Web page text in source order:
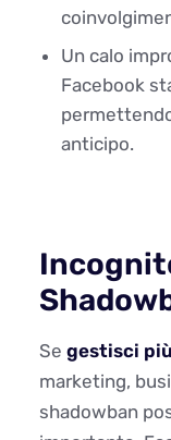
Un calo
Facebook
anticipo.
Se gestisci
marketing,
shadowban